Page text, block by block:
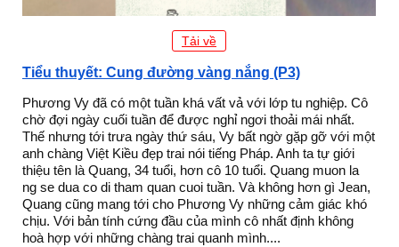
Tải về
Tiểu thuyết: Cung đường vàng nắng (P3)
Phương Vy đã có một tuần khá vất vả với lớp tu nghiệp. Cô
chờ đợi ngày cuối tuần để được nghỉ ngơi thoải mái nhất.
Thế nhưng tới trưa ngày thứ sáu, Vy bất ngờ gặp gỡ với một
anh chàng Việt Kiều đẹp trai nói tiếng Pháp. Anh ta tự giới
thiệu tên là Quang, 34 tuổi, hơn cô 10 tuổi. Quang muon la
ng se dua co di tham quan cuoi tuần. Và không hơn gì Jean,
Quang cũng mang tới cho Phương Vy những cảm giác khó
chịu. Với bản tính cứng đầu của mình cô nhất định không
hoà hợp với những chàng trai quanh mình....